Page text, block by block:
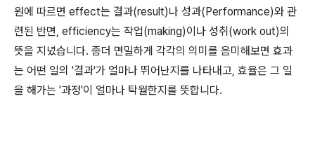
원에 따르면 effect는 결과(result)나 성과(Performance)와 관
련된 반면, efficiency는 작업(making)이나 성취(work out)의
뜻을 지녔습니다. 좀더 면밀하게 각각의 의미를 음미해보면 효과
는 어떤 일의 '결과'가 얼마나 뛰어난지를 나타내고, 효율은 그 일
을 해가는 '과정'이 얼마나 탁월한지를 뜻합니다.